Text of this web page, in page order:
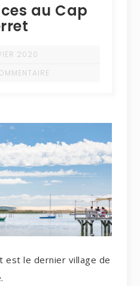
au Cap
2020
est le dernier village de